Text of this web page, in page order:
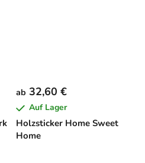
Holzsticker Home Sweet
Home
ab 32,60 €
Auf Lager